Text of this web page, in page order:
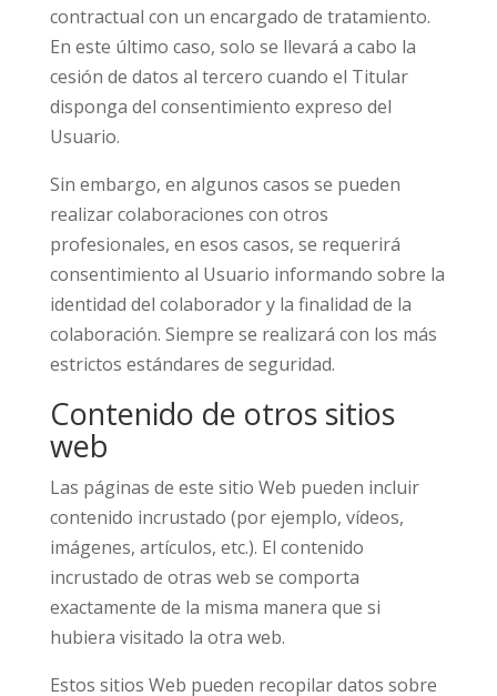
contractual con un encargado de tratamiento.
En este último caso, solo se llevará a cabo la
cesión de datos al tercero cuando el Titular
disponga del consentimiento expreso del
Usuario.
Sin embargo, en algunos casos se pueden
realizar colaboraciones con otros
profesionales, en esos casos, se requerirá
consentimiento al Usuario informando sobre la
identidad del colaborador y la finalidad de la
colaboración. Siempre se realizará con los más
estrictos estándares de seguridad.
Contenido de otros sitios
web
Las páginas de este sitio Web pueden incluir
contenido incrustado (por ejemplo, vídeos,
imágenes, artículos, etc.). El contenido
incrustado de otras web se comporta
exactamente de la misma manera que si
hubiera visitado la otra web.
Estos sitios Web pueden recopilar datos sobre